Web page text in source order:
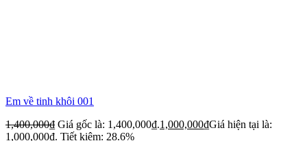
Em về tinh khôi 001
1,400,000₫ Giá gốc là: 1,400,000₫.1,000,000₫Giá hiện tại là:
1,000,000₫. Tiết kiệm: 28.6%